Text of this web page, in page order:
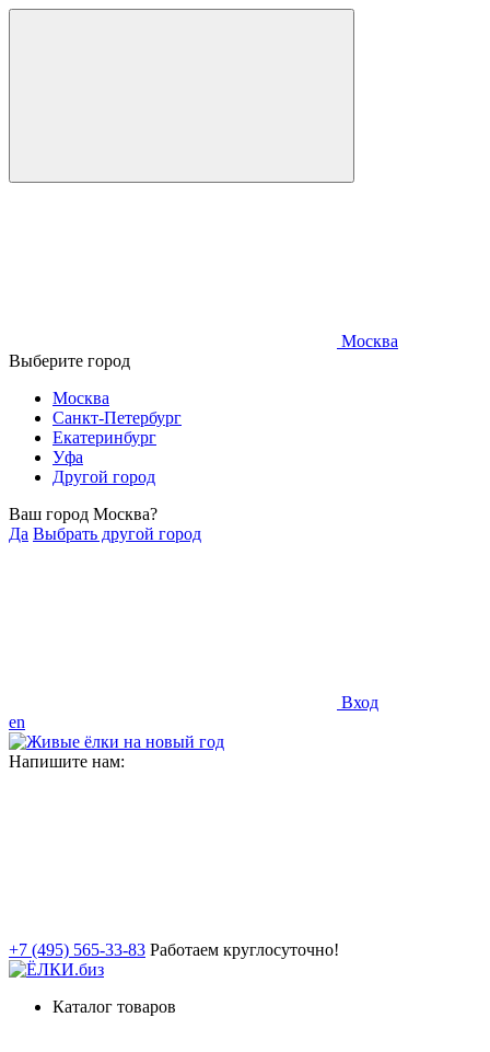
Москва
Выберите город
Москва
Санкт-Петербург
Екатеринбург
Уфа
Другой город
Ваш город Москва?
Да Выбрать другой город
Вход
en
Напишите нам:
+7 (495) 565-33-83 Работаем круглосуточно!
Каталог товаров